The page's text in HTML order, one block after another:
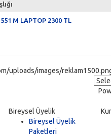
M LAPTOP 2300 TL
uploads/images/
Bireysel Üyelik
Bireysel Üyelik
Paketleri